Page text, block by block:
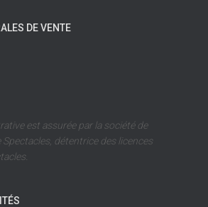
DE VENTE
est assurée par la société de
détentrice des licences